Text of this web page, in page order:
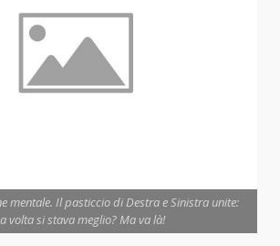
mentale. Il pasticcio di Destra e Sinistra unite:
volta si stava meglio? Ma va là!